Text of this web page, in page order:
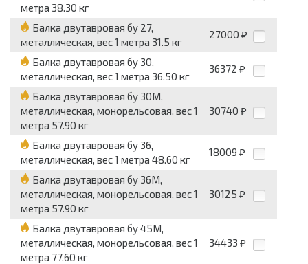
метра 38.30 кг
Балка двутавровая бу 27,
металлическая, вес 1 метра 31.5 кг
27000 ₽
Балка двутавровая бу 30,
металлическая, вес 1 метра 36.50 кг
36372 ₽
Балка двутавровая бу 30М,
металлическая, монорельсовая, вес 1
метра 57.90 кг
30740 ₽
Балка двутавровая бу 36,
металлическая, вес 1 метра 48.60 кг
18009 ₽
Балка двутавровая бу 36М,
металлическая, монорельсовая, вес 1
метра 57.90 кг
30125 ₽
Балка двутавровая бу 45М,
металлическая, монорельсовая, вес 1
метра 77.60 кг
34433 ₽